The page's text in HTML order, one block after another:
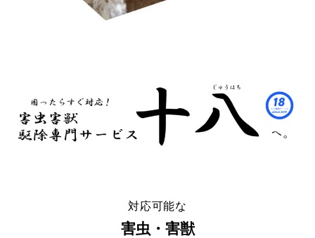
対応可能な
害虫・害獣